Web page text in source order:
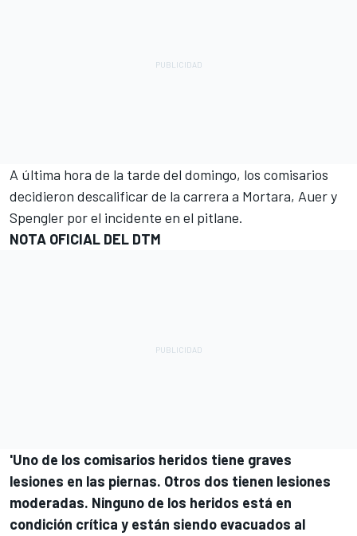
A última hora de la tarde del domingo, los comisarios
decidieron descalificar de la carrera a Mortara, Auer y
Spengler por el incidente en el pitlane.
NOTA OFICIAL DEL DTM
'Uno de los comisarios heridos tiene graves
lesiones en las piernas. Otros dos tienen lesiones
moderadas. Ninguno de los heridos está en
condición crítica y están siendo evacuados al